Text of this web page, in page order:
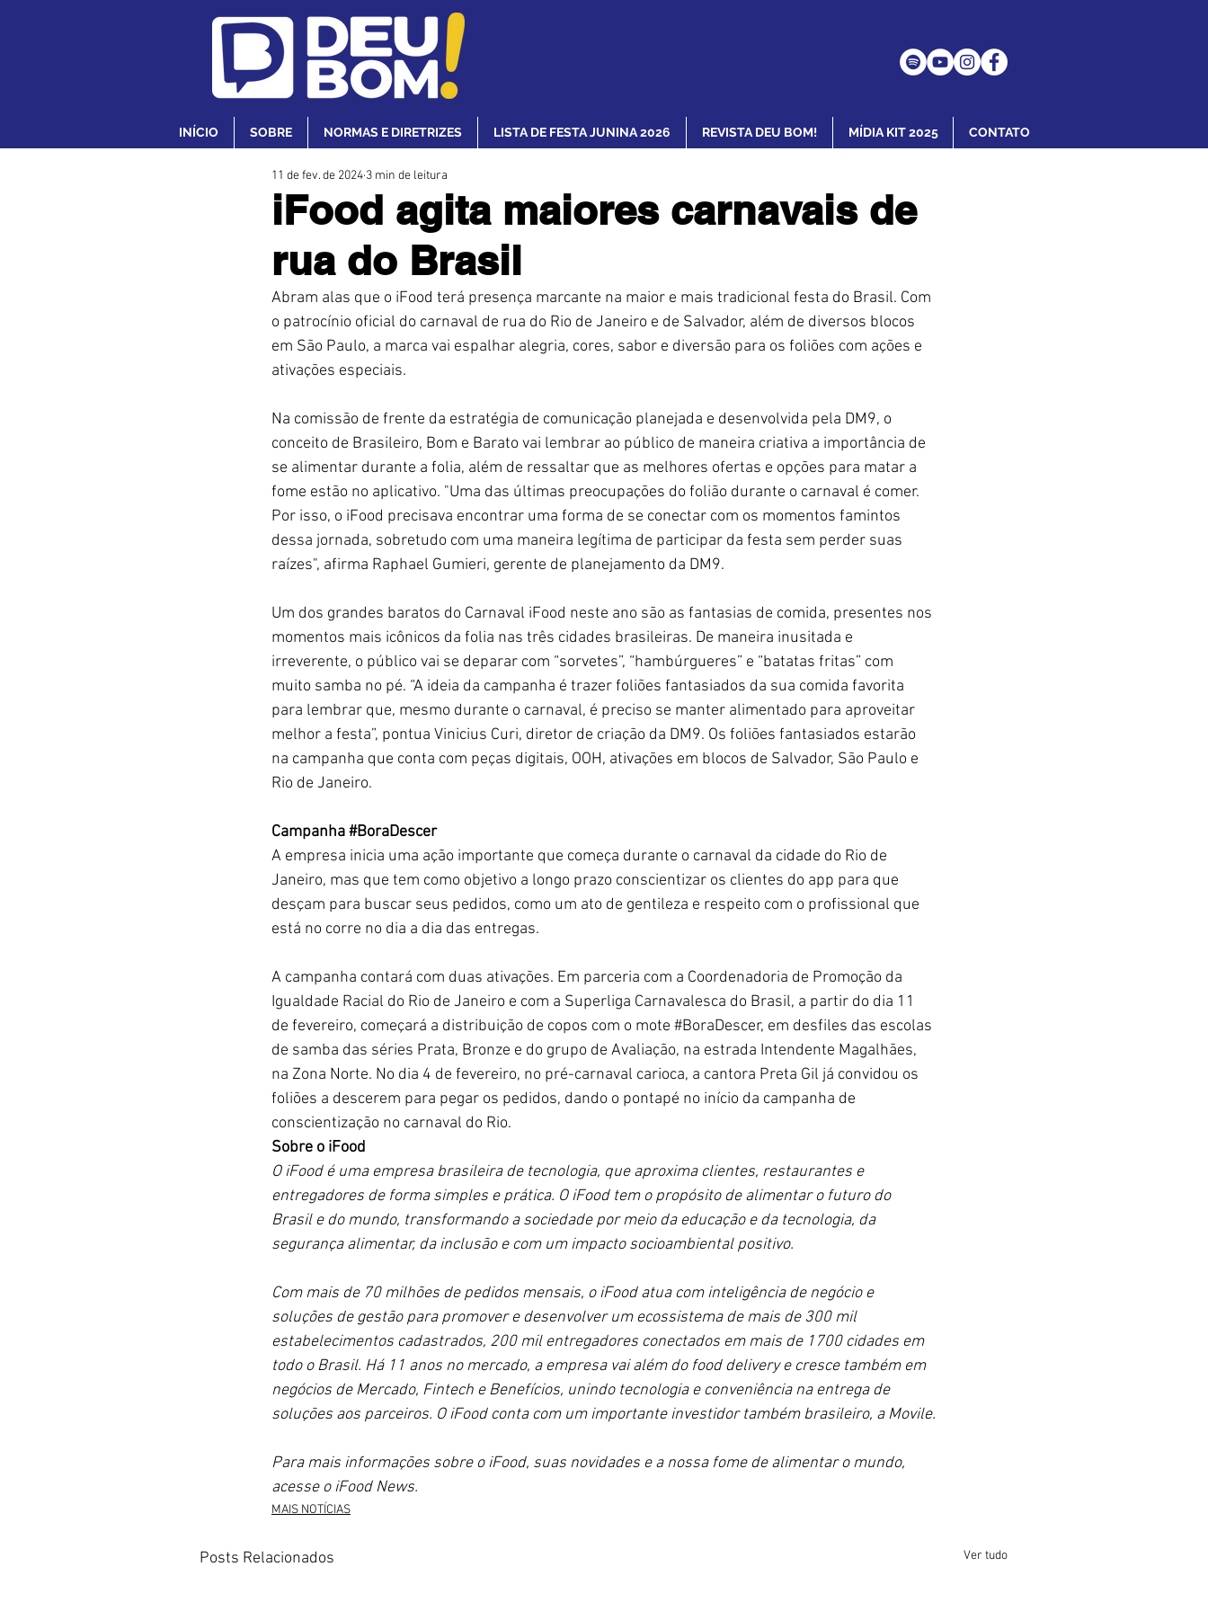
INÍCIO SOBRE NORMAS E DIRETRIZES LISTA DE FESTA JUNINA 2026 REVISTA DEU BOM! MÍDIA KIT 2025 CONTATO
iFood agita maiores carnavais de
rua do Brasil
11 de fev. de 2024 3 min de leitura
Abram alas que o iFood terá presença marcante na maior e mais tradicional festa do Brasil. Com
o patrocínio oficial do carnaval de rua do Rio de Janeiro e de Salvador, além de diversos blocos
em São Paulo, a marca vai espalhar alegria, cores, sabor e diversão para os foliões com ações e
ativações especiais.
Na comissão de frente da estratégia de comunicação planejada e desenvolvida pela DM9, o
conceito de Brasileiro, Bom e Barato vai lembrar ao público de maneira criativa a importância de
se alimentar durante a folia, além de ressaltar que as melhores ofertas e opções para matar a
fome estão no aplicativo. "Uma das últimas preocupações do folião durante o carnaval é comer.
Por isso, o iFood precisava encontrar uma forma de se conectar com os momentos famintos
dessa jornada, sobretudo com uma maneira legítima de participar da festa sem perder suas
raízes", afirma Raphael Gumieri, gerente de planejamento da DM9.
Um dos grandes baratos do Carnaval iFood neste ano são as fantasias de comida, presentes nos
momentos mais icônicos da folia nas três cidades brasileiras. De maneira inusitada e
irreverente, o público vai se deparar com “sorvetes”, “hambúrgueres” e “batatas fritas” com
muito samba no pé. “A ideia da campanha é trazer foliões fantasiados da sua comida favorita
para lembrar que, mesmo durante o carnaval, é preciso se manter alimentado para aproveitar
melhor a festa”, pontua Vinicius Curi, diretor de criação da DM9. Os foliões fantasiados estarão
na campanha que conta com peças digitais, OOH, ativações em blocos de Salvador, São Paulo e
Rio de Janeiro.
Campanha #BoraDescer
A empresa inicia uma ação importante que começa durante o carnaval da cidade do Rio de
Janeiro, mas que tem como objetivo a longo prazo conscientizar os clientes do app para que
desçam para buscar seus pedidos, como um ato de gentileza e respeito com o profissional que
está no corre no dia a dia das entregas.
A campanha contará com duas ativações. Em parceria com a Coordenadoria de Promoção da
Igualdade Racial do Rio de Janeiro e com a Superliga Carnavalesca do Brasil, a partir do dia 11
de fevereiro, começará a distribuição de copos com o mote #BoraDescer, em desfiles das escolas
de samba das séries Prata, Bronze e do grupo de Avaliação, na estrada Intendente Magalhães,
na Zona Norte. No dia 4 de fevereiro, no pré-carnaval carioca, a cantora Preta Gil já convidou os
foliões a descerem para pegar os pedidos, dando o pontapé no início da campanha de
conscientização no carnaval do Rio.
Sobre o iFood
O iFood é uma empresa brasileira de tecnologia, que aproxima clientes, restaurantes e
entregadores de forma simples e prática. O iFood tem o propósito de alimentar o futuro do
Brasil e do mundo, transformando a sociedade por meio da educação e da tecnologia, da
segurança alimentar, da inclusão e com um impacto socioambiental positivo.
Com mais de 70 milhões de pedidos mensais, o iFood atua com inteligência de negócio e
soluções de gestão para promover e desenvolver um ecossistema de mais de 300 mil
estabelecimentos cadastrados, 200 mil entregadores conectados em mais de 1700 cidades em
todo o Brasil. Há 11 anos no mercado, a empresa vai além do food delivery e cresce também em
negócios de Mercado, Fintech e Benefícios, unindo tecnologia e conveniência na entrega de
soluções aos parceiros. O iFood conta com um importante investidor também brasileiro, a Movile.
Para mais informações sobre o iFood, suas novidades e a nossa fome de alimentar o mundo,
acesse o iFood News.
MAIS NOTÍCIAS
Posts Relacionados Ver tudo